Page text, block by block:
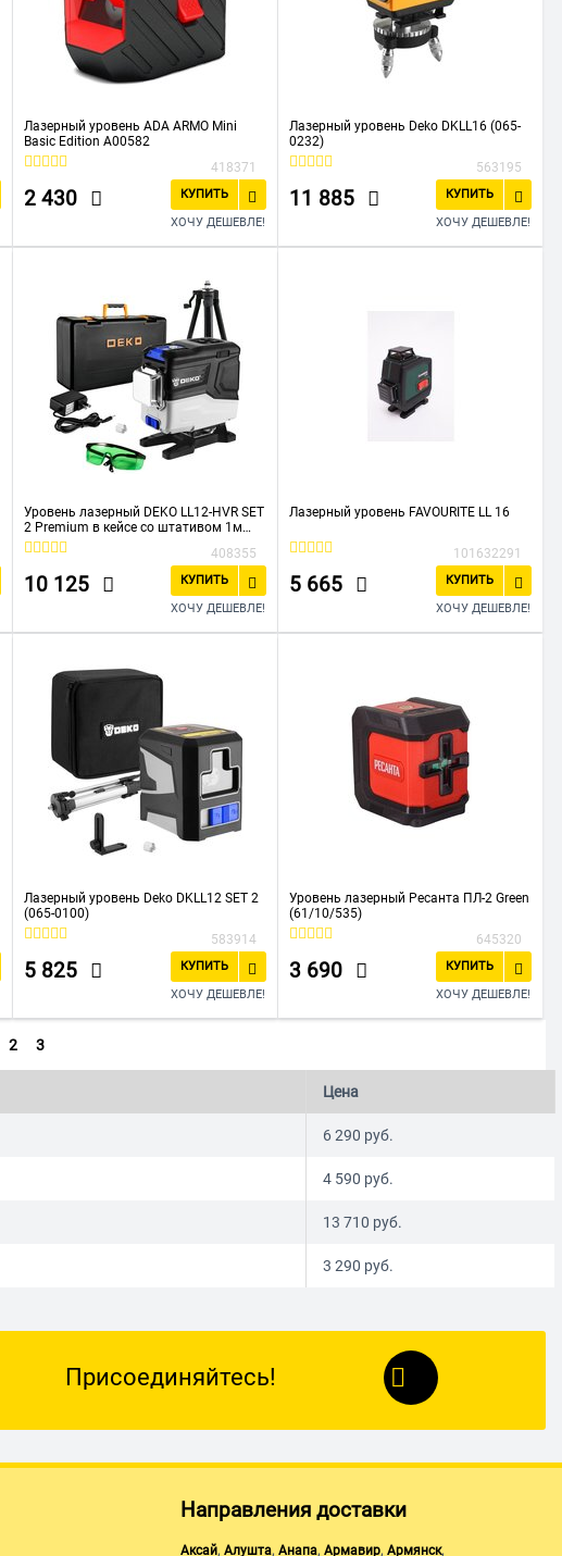
Лазерный уровень ADA ARMO Mini
Basic Edition А00582
418371
2 430
КУПИТЬ
ХОЧУ ДЕШЕВЛЕ!
Лазерный уровень Deko DKLL16 (065-
0232)
563195
11 885
КУПИТЬ
ХОЧУ ДЕШЕВЛЕ!
Уровень лазерный DEKO LL12-HVR SET
2 Premium в кейсе со штативом 1м
(065-0105-1)
408355
10 125
КУПИТЬ
ХОЧУ ДЕШЕВЛЕ!
Лазерный уровень FAVOURITE LL 16
101632291
5 665
КУПИТЬ
ХОЧУ ДЕШЕВЛЕ!
Лазерный уровень Deko DKLL12 SET 2
(065-0100)
583914
5 825
КУПИТЬ
ХОЧУ ДЕШЕВЛЕ!
Уровень лазерный Ресанта ПЛ-2 Green
(61/10/535)
645320
3 690
КУПИТЬ
ХОЧУ ДЕШЕВЛЕ!
2 3
Цена
6 290 руб.
4 590 руб.
13 710 руб.
3 290 руб.
Присоединяйтесь!
Направления доставки
Аксай, Алушта, Анапа, Армавир, Армянск,